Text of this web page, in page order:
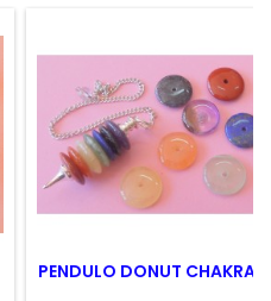
PENDULO DONUT CHAKRAS